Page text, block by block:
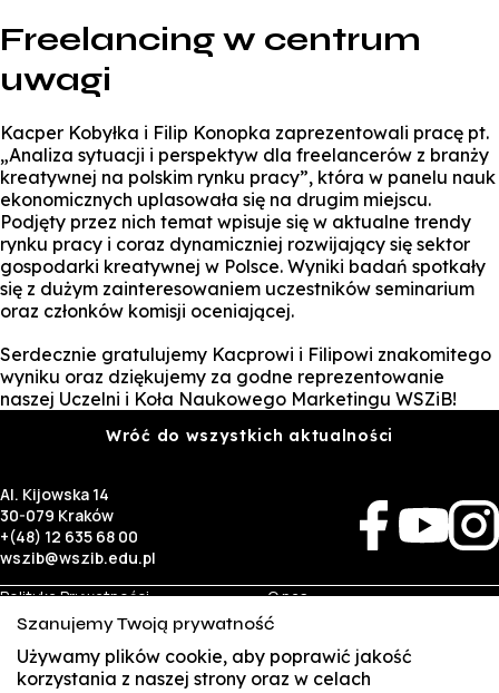
Freelancing w centrum
uwagi
Kacper Kobyłka i Filip Konopka zaprezentowali pracę pt.
„Analiza sytuacji i perspektyw dla freelancerów z branży
kreatywnej na polskim rynku pracy”, która w panelu nauk
ekonomicznych uplasowała się na drugim miejscu.
Podjęty przez nich temat wpisuje się w aktualne trendy
rynku pracy i coraz dynamiczniej rozwijający się sektor
gospodarki kreatywnej w Polsce. Wyniki badań spotkały
się z dużym zainteresowaniem uczestników seminarium
oraz członków komisji oceniającej.
Serdecznie gratulujemy Kacprowi i Filipowi znakomitego
wyniku oraz dziękujemy za godne reprezentowanie
naszej Uczelni i Koła Naukowego Marketingu WSZiB!
Wróć do wszystkich aktualności
Al. Kijowska 14
30-079 Kraków
+(48) 12 635 68 00
wszib@wszib.edu.pl
Polityka Prywatności
RODO
Identyfikacja wizualna
O nas
Rekrutacja
Studia
Kontakt
Szanujemy Twoją prywatność
Używamy plików cookie, aby poprawić jakość
korzystania z naszej strony oraz w celach